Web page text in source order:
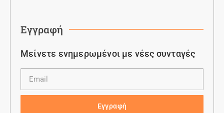
Εγγραφή
Μείνετε ενημερωμένοι με νέες συνταγές
Εγγραφή